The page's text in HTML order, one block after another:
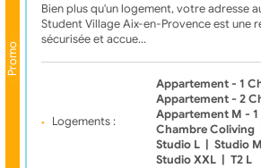
Promo
Bien plus qu'un logement, votre adresse
Student Village Aix-en-Provence est une
sécurisée et accue…
Logements :
Appartement - 1
Appartement - 2
Appartement M -
Chambre Coliving
Studio L
Studio M
Studio XXL
T2 L